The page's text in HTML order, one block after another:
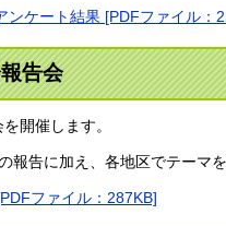
ンケート結果 [PDFファイル：
告会
開催します。
報告に加え、各地区でテーマ
ファイル：287KB]